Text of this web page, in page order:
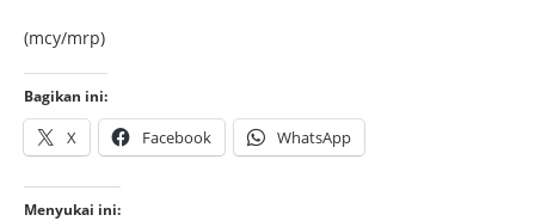
(mcy/mrp)
Bagikan ini:
X Facebook WhatsApp
Menyukai ini: